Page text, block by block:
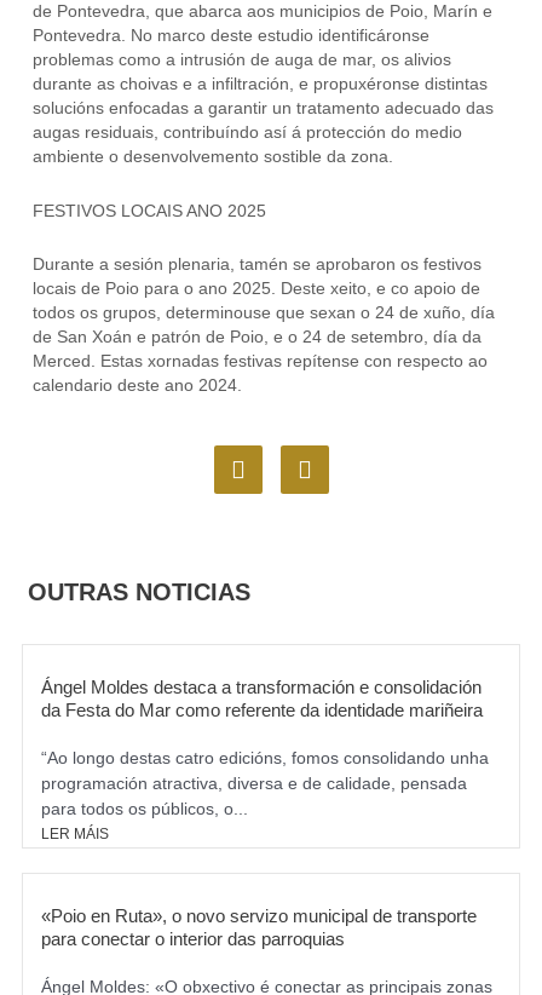
de Pontevedra, que abarca aos municipios de Poio, Marín e
Pontevedra. No marco deste estudio identificáronse
problemas como a intrusión de auga de mar, os alivios
durante as choivas e a infiltración, e propuxéronse distintas
solucións enfocadas a garantir un tratamento adecuado das
augas residuais, contribuíndo así á protección do medio
ambiente o desenvolvemento sostible da zona.
FESTIVOS LOCAIS ANO 2025
Durante a sesión plenaria, tamén se aprobaron os festivos
locais de Poio para o ano 2025. Deste xeito, e co apoio de
todos os grupos, determinouse que sexan o 24 de xuño, día
de San Xoán e patrón de Poio, e o 24 de setembro, día da
Merced. Estas xornadas festivas repítense con respecto ao
calendario deste ano 2024.
F
a
o
o
I
n
m
OUTRAS NOTICIAS
Ángel Moldes destaca a transformación e consolidación
da Festa do Mar como referente da identidade mariñeira
“Ao longo destas catro edicións, fomos consolidando unha
programación atractiva, diversa e de calidade, pensada
para todos os públicos, o...
LER MÁIS
«Poio en Ruta», o novo servizo municipal de transporte
para conectar o interior das parroquias
Ángel Moldes: «O obxectivo é conectar as principais zonas